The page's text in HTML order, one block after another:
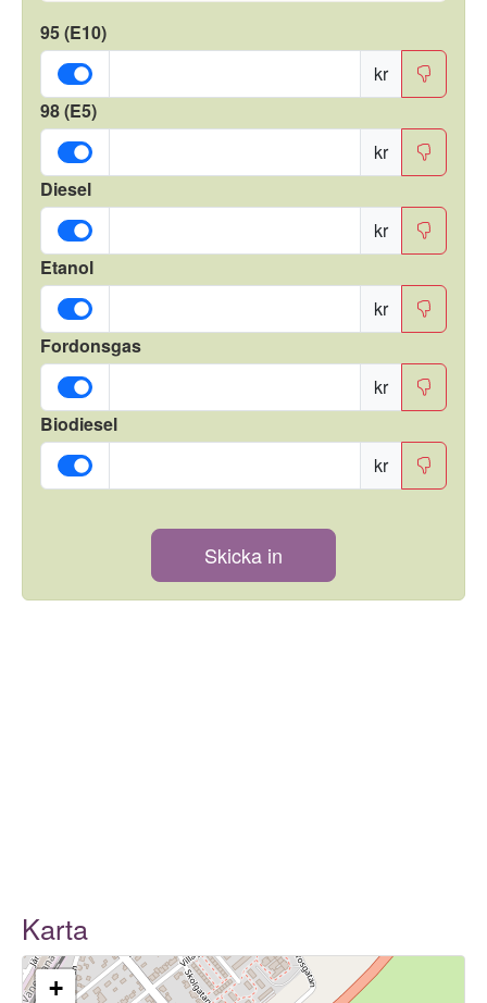
95 (E10)
kr
98 (E5)
kr
Diesel
kr
Etanol
kr
Fordonsgas
kr
Biodiesel
kr
Skicka in
Karta
+